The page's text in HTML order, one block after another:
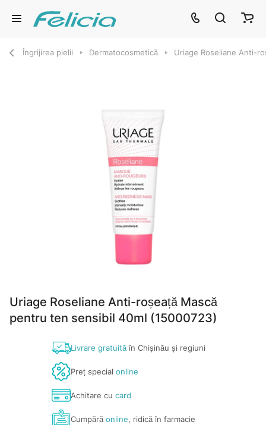
Îngrijirea pielii Dermatocosmetică Uriage Roseliane Anti-
Uriage Roseliane Anti-roșeață Mască
pentru ten sensibil 40ml (15000723)
Livrare gratuităîn Chișinău și regiuni
Preț special online
Achitare cu card
Cumpărăonline, ridică în farmacie